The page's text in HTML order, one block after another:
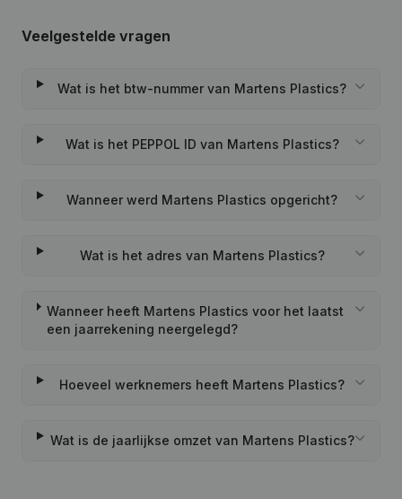
Veelgestelde vragen
Wat is het btw-nummer van Martens Plastics?
Wat is het PEPPOL ID van Martens Plastics?
Wanneer werd Martens Plastics opgericht?
Wat is het adres van Martens Plastics?
Wanneer heeft Martens Plastics voor het laatst
een jaarrekening neergelegd?
Hoeveel werknemers heeft Martens Plastics?
Wat is de jaarlijkse omzet van Martens Plastics?